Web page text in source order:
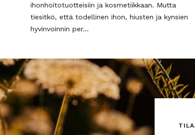
ihonhoitotuotteisiin ja kosmetiikkaan. Mutta
tiesitkö, että todellinen ihon, hiusten ja kynsien
hyvinvoinnin per...